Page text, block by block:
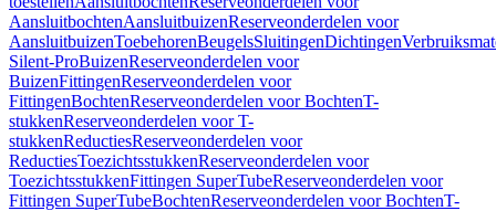
AansluitbochtenAansluitbuizenReserveonderdelen voor
AansluitbuizenToebehorenBeugelsSluitingenDichtingen
Silent-ProBuizenReserveonderdelen voor
BuizenFittingenReserveonderdelen voor
FittingenBochtenReserveonderdelen voor BochtenT-
stukkenReserveonderdelen voor T-
stukkenReductiesReserveonderdelen voor
ReductiesToezichtsstukkenReserveonderdelen voor
ToezichtsstukkenFittingen SuperTubeReserveonderdelen voor
Fittingen SuperTubeBochtenReserveonderdelen voor BochtenT-